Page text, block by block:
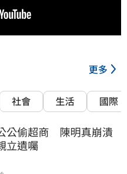
更多
社會 生活 國際
公偷超商　陳明真崩潰
立遺囑